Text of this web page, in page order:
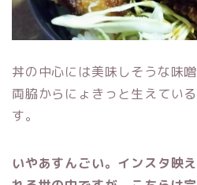
丼の中心には美味しそうな味
両脇からにょきっと生えてい
す。
いやあすんごい。インスタ映